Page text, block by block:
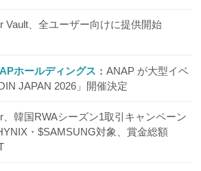
Vault、全ユーザー向けに提供開始
ホールディングス
ANAP が大型イベ
JAPAN 2026」開催決定
、韓国RWAシーズン1取引キャンペーン
・$SAMSUNG対象、賞金総額